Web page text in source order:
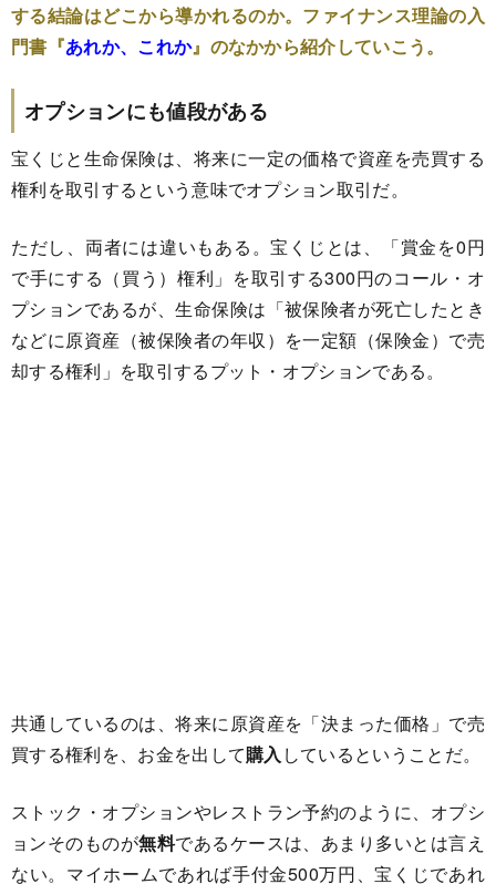
する結論はどこから導かれるのか。ファイナンス理論の入
門書『あれか、これか』のなかから紹介していこう。
オプションにも値段がある
宝くじと生命保険は、将来に一定の価格で資産を売買する
権利を取引するという意味でオプション取引だ。
ただし、両者には違いもある。宝くじとは、「賞金を0円
で手にする（買う）権利」を取引する300円のコール・オ
プションであるが、生命保険は「被保険者が死亡したとき
などに原資産（被保険者の年収）を一定額（保険金）で売
却する権利」を取引するプット・オプションである。
共通しているのは、将来に原資産を「決まった価格」で売
買する権利を、お金を出して購入 しているということだ。
ストック・オプションやレストラン予約のように、オプシ
ョンそのものが無料であるケースは、あまり多いとは言え
ない。マイホームであれば手付金500万円、宝くじであれ